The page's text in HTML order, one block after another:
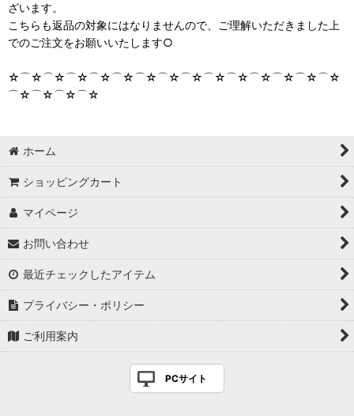
ざいます。
こちらも返品の対象にはなりませんので、ご理解いただきました上
でのご注文をお願いいたします○
☆⌒☆⌒☆⌒☆⌒☆⌒☆⌒☆⌒☆⌒☆⌒☆⌒☆⌒☆⌒☆⌒☆⌒☆
⌒☆⌒☆⌒☆⌒☆
ホーム
ショッピングカート
マイページ
お問い合わせ
最近チェックしたアイテム
プライバシー・ポリシー
ご利用案内
PCサイト